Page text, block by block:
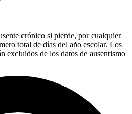
crónico si pierde, por cualquier
total de días del año escolar. Los
excluidos de los datos de ausentismo